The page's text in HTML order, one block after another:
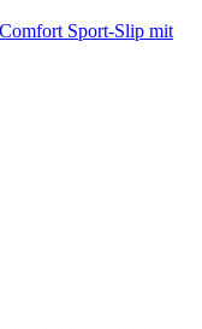
Sport-Slip mit